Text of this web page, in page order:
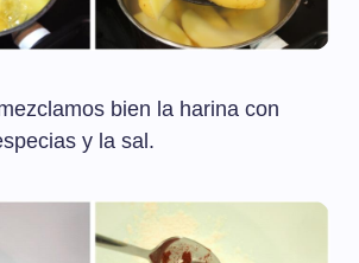
bien la harina con
y la sal.